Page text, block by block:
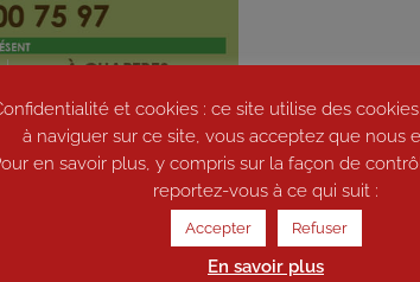
et cookies : ce site utilise des
à naviguer sur ce site, vous acceptez que nous
en savoir plus, y compris sur la façon de
reportez-vous à ce qui suit :
Accepter Refuser
En savoir plus